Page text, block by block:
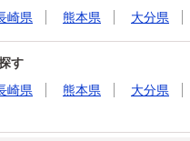
崎県 熊本県 大分県
す
崎県 熊本県 大分県